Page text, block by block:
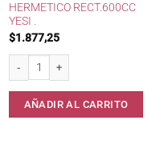
HERMETICO RECT.600CC
YESI .
$1.877,25
Hermetico Rect.600cc Yesi . cantidad
AÑADIR AL CARRITO